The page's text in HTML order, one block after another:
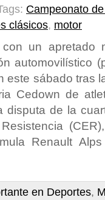
Campeonato
clásicos, motor
un apretado
automovilístico
este sábado tras
Cedown de
disputa de la
Renault
en Deportes,